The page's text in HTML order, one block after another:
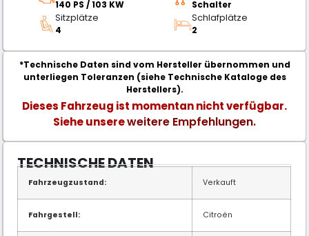
140 PS / 103 KW Schalter
Sitzplätze
4
Schlafplätze
2
*Technische Daten sind vom Hersteller übernommen und
unterliegen Toleranzen (siehe Technische Kataloge des
Herstellers).
Dieses Fahrzeug ist momentan nicht verfügbar.
Siehe unsereweitere Empfehlungen.
TECHNISCHE DATEN
Fahrzeugzustand: Verkauft
Fahrgestell: Citroën